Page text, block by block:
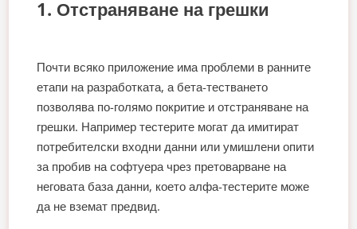
1. Отстраняване на грешки
Почти всяко приложение има проблеми в ранните
етапи на разработката, а бета-тестването
позволява по-голямо покритие и отстраняване на
грешки. Например тестерите могат да имитират
потребителски входни данни или умишлени опити
за пробив на софтуера чрез претоварване на
неговата база данни, което алфа-тестерите може
да не вземат предвид.